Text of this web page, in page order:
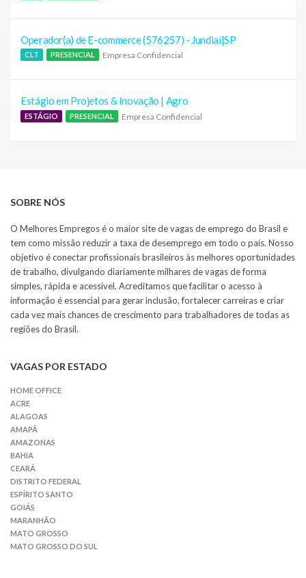
Operador(a) de E-commerce (576257) - Jundiaí|SP
CLT PRESENCIAL Empresa Confidencial
Estágio em Projetos & Inovação | Agro
ESTÁGIO PRESENCIAL Empresa Confidencial
SOBRE NÓS
O Melhores Empregos é o maior site de vagas de emprego do Brasil e
tem como missão reduzir a taxa de desemprego em todo o país. Nosso
objetivo é conectar profissionais brasileiros às melhores oportunidades
de trabalho, divulgando diariamente milhares de vagas de forma
simples, rápida e acessível. Acreditamos que facilitar o acesso à
informação é essencial para gerar inclusão, fortalecer carreiras e criar
cada vez mais chances de crescimento para trabalhadores de todas as
regiões do Brasil.
VAGAS POR ESTADO
HOME OFFICE
ACRE
ALAGOAS
AMAPÁ
AMAZONAS
BAHIA
CEARÁ
DISTRITO FEDERAL
ESPÍRITO SANTO
GOIÁS
MARANHÃO
MATO GROSSO
MATO GROSSO DO SUL